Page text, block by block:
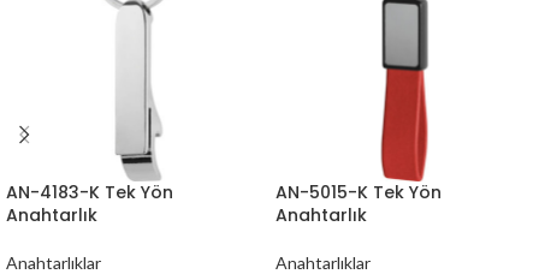
AN-4183-K Tek Yön
Anahtarlık
Anahtarlıklar
AN-5015-K Tek Yön
Anahtarlık
Anahtarlıklar